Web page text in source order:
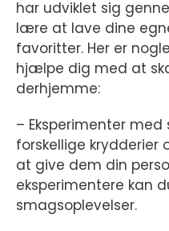
har udviklet sig
lære at lave dine
favoritter. Her er
hjælpe dig med at
derhjemme:
– Eksperimenter
forskellige krydderier
at give dem din
eksperimentere kan
smagsoplevelser.